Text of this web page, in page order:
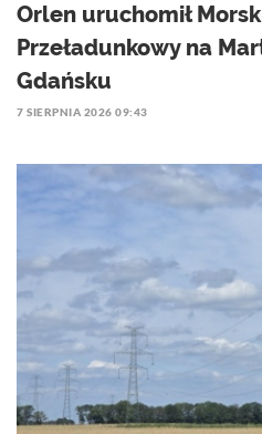
Orlen uruchomił
Przeładunkowy na
Gdańsku
7 SIERPNIA 2026 09:43